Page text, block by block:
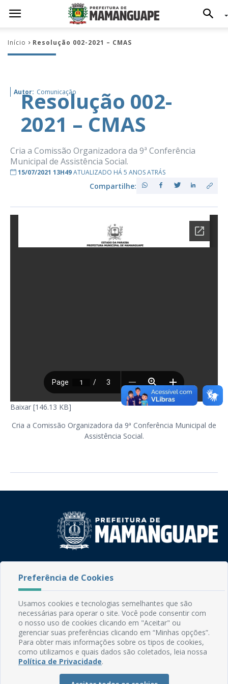
Início Resolução 002-2021 – CMAS
Autor: Comunicação
Resolução 002-
2021 – CMAS
Cria a Comissão Organizadora da 9ª Conferência
Municipal de Assistência Social.
15/07/2021 13H49ATUALIZADO HÁ 5 ANOS ATRÁS
Compartilhe:
Baixar [146.13 KB]
Cria a Comissão Organizadora da 9ª Conferência Municipal de
Assistência Social.
CEP: 58.280-000 - Mamanguape/PB
Expediente: Segunda à Sexta, das 08h às 13h
Mapa do Site
Perguntas frequentes
Manual de Navegação
Preferência de Cookies
Usamos cookies e tecnologias semelhantes que são
necessárias para operar o site. Você pode consentir com
o nosso uso de cookies clicando em "Aceitar" ou
gerenciar suas preferências clicando em “Minhas opções”.
Para obter mais informações sobre os tipos de cookies,
como utilizamos e quais dados são coletados, leia nossa
Política de Privacidade.